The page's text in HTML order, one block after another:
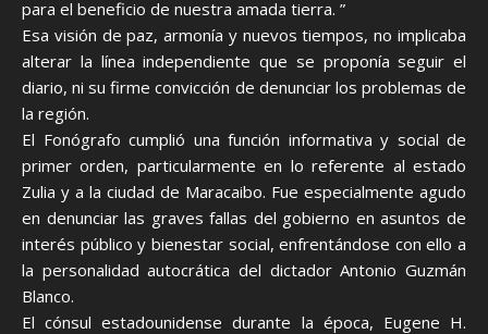
para el beneficio de nuestra amada tierra. ”
Esa visión de paz, armonía y nuevos tiempos, no implicaba
alterar la línea independiente que se proponía seguir el
diario, ni su firme convicción de denunciar los problemas de
la región.
El Fonógrafo cumplió una función informativa y social de
primer orden, particularmente en lo referente al estado
Zulia y a la ciudad de Maracaibo. Fue especialmente agudo
en denunciar las graves fallas del gobierno en asuntos de
interés público y bienestar social, enfrentándose con ello a
la personalidad autocrática del dictador Antonio Guzmán
Blanco.
El cónsul estadounidense durante la época, Eugene H.